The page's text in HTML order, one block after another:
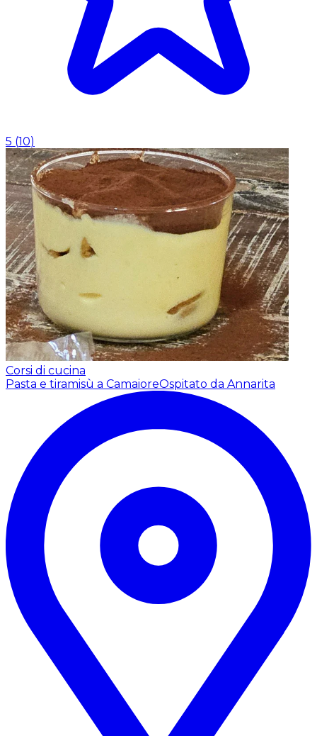
5 (10)
Corsi di cucina
Pasta e tiramisù a CamaioreOspitato da Annarita